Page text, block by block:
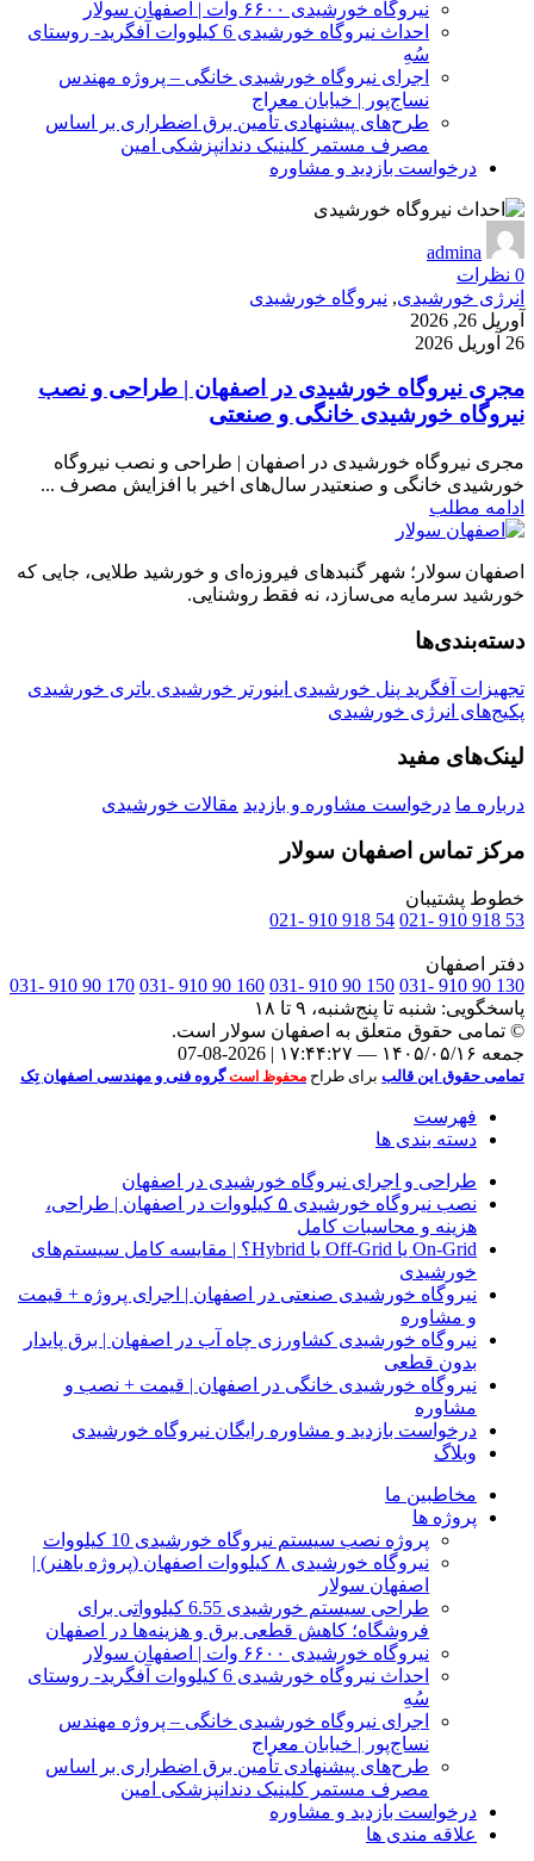
نیروگاه خورشیدی ۶۶۰۰ وات | اصفهان سولار
احداث نیروگاه خورشیدی 6 کیلووات آفگرید- روستای
سُهِ
اجرای نیروگاه خورشیدی خانگی – پروژه مهندس
نساج‌پور | خیابان معراج
طرح‌های پیشنهادی تأمین برق اضطراری بر اساس
مصرف مستمر کلینیک دندانپزشکی امین
درخواست بازدید و مشاوره
admina
0 نظرات
انرژی خورشیدی, نیروگاه خورشیدی
آوریل 26, 2026
26 آوریل 2026
مجری نیروگاه خورشیدی در اصفهان | طراحی و نصب
نیروگاه خورشیدی خانگی و صنعتی
مجری نیروگاه خورشیدی در اصفهان | طراحی و نصب نیروگاه
خورشیدی خانگی و صنعتیدر سال‌های اخیر با افزایش مصرف ...
ادامه مطلب
اصفهان سولار؛ شهر گنبدهای فیروزه‌ای و خورشید طلایی، جایی که
خورشید سرمایه می‌سازد، نه فقط روشنایی.
دسته‌بندی‌ها
تجهیزات آفگرید پنل خورشیدی اینورتر خورشیدی باتری خورشیدی
پکیج‌های انرژی خورشیدی
لینک‌های مفید
درباره ما درخواست مشاوره و بازدید مقالات خورشیدی
مرکز تماس اصفهان سولار
خطوط پشتیبان
53 918 910 -021
54 918 910 -021
دفتر اصفهان
130 90 910 -031
150 90 910 -031
160 90 910 -031
170 90 910 -031
پاسخگویی: شنبه تا پنج‌شنبه، ۹ تا ۱۸
© تمامی حقوق متعلق به اصفهان سولار
است.
جمعه ۱۴۰۵/۰۵/۱۶ — ۱۷:۴۴:۲۷ | 2026-08-07
تمامی حقوق این قالب برای طراح محفوظ استگروه فنی و مهندسی اصفهان تِک
فهرست
دسته بندی ها
طراحی و اجرای نیروگاه خورشیدی در اصفهان
نصب نیروگاه خورشیدی ۵ کیلووات در اصفهان | طراحی،
هزینه و محاسبات کامل
On‑Grid یا Off‑Grid یا Hybrid؟ | مقایسه کامل سیستم‌های
خورشیدی
نیروگاه خورشیدی صنعتی در اصفهان | اجرای پروژه + قیمت
و مشاوره
نیروگاه خورشیدی کشاورزی چاه آب در اصفهان | برق پایدار
بدون قطعی
نیروگاه خورشیدی خانگی در اصفهان | قیمت + نصب و
مشاوره
درخواست بازدید و مشاوره رایگان نیروگاه خورشیدی
وبلاگ
مخاطبین ما
پروژه ها
پروژه نصب سیستم نیروگاه خورشیدی 10 کیلووات
نیروگاه خورشیدی ۸ کیلووات اصفهان (پروژه باهنر) |
اصفهان سولار
طراحی سیستم خورشیدی 6.55 کیلوواتی برای
فروشگاه؛ کاهش قطعی برق و هزینه‌ها در اصفهان
نیروگاه خورشیدی ۶۶۰۰ وات | اصفهان سولار
احداث نیروگاه خورشیدی 6 کیلووات آفگرید- روستای
سُهِ
اجرای نیروگاه خورشیدی خانگی – پروژه مهندس
نساج‌پور | خیابان معراج
طرح‌های پیشنهادی تأمین برق اضطراری بر اساس
مصرف مستمر کلینیک دندانپزشکی امین
درخواست بازدید و مشاوره
علاقه مندی ها